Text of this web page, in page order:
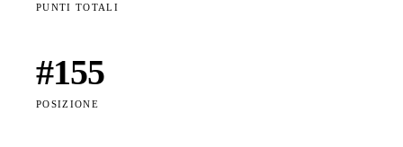
PUNTI TOTALI
#155
POSIZIONE